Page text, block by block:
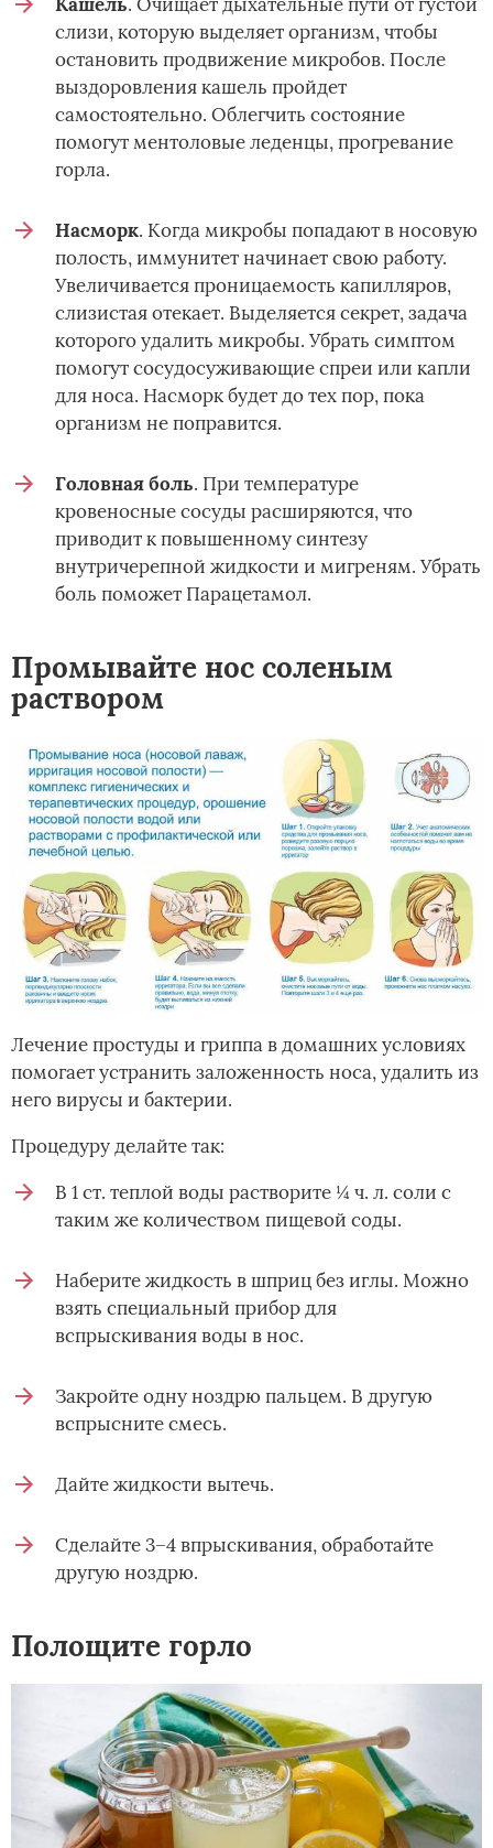
слизи, которую выделяет организм, чтобы
остановить продвижение микробов. После
выздоровления кашель пройдет
самостоятельно. Облегчить состояние
помогут ментоловые леденцы, прогревание
горла.
Насморк. Когда микробы попадают в носовую
полость, иммунитет начинает свою работу.
Увеличивается проницаемость капилляров,
слизистая отекает. Выделяется секрет, задача
которого удалить микробы. Убрать симптом
помогут сосудосуживающие спреи или капли
для носа. Насморк будет до тех пор, пока
организм не поправится.
Головная боль. При температуре
кровеносные сосуды расширяются, что
приводит к повышенному синтезу
внутричерепной жидкости и мигреням. Убрать
боль поможет Парацетамол.
Промывайте нос соленым
раствором
Лечение простуды и гриппа в домашних условиях
помогает устранить заложенность носа, удалить из
него вирусы и бактерии.
Процедуру делайте так:
В 1 ст. теплой воды растворите ¼ ч. л. соли с
таким же количеством пищевой соды.
Наберите жидкость в шприц без иглы. Можно
взять специальный прибор для
вспрыскивания воды в нос.
Закройте одну ноздрю пальцем. В другую
вспрысните смесь.
Дайте жидкости вытечь.
Сделайте 3–4 впрыскивания, обработайте
другую ноздрю.
Полощите горло